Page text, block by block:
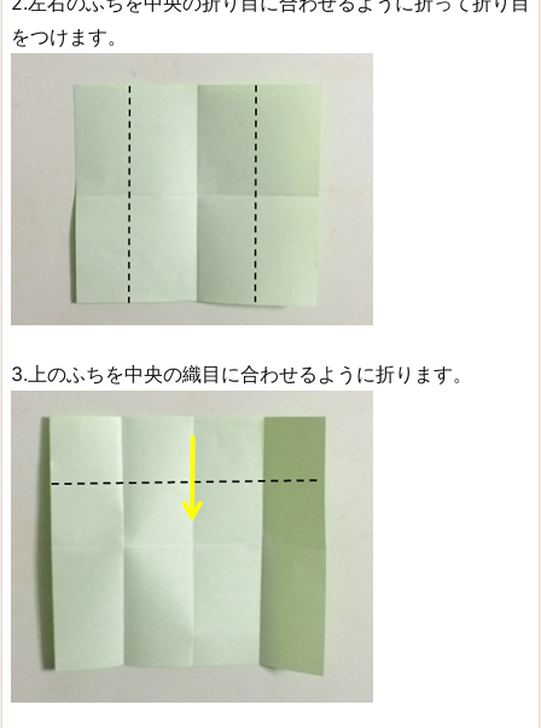
をつけます。
3.上のふちを中央の織目に合わせるように折ります。